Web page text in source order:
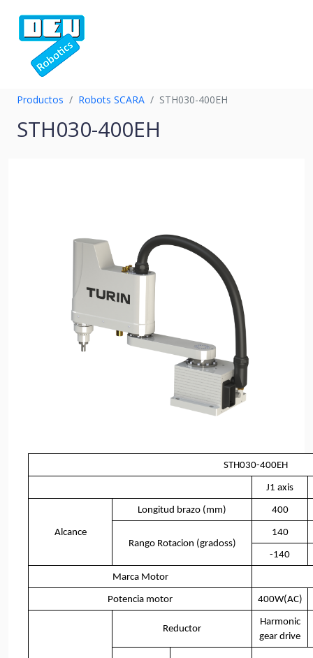
Productos Robots SCARA STH030-400EH
STH030-400EH
STH030-400EH
J1 axis
Alcance
Longitud brazo (mm) 400
Rango Rotacion (gradoss)
140
-140
Marca Motor
Potencia motor 400W(AC)
Reductor
Harmonic
gear drive